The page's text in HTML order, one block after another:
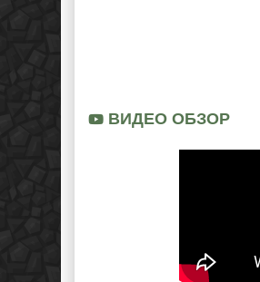
ВИДЕО ОБЗОР